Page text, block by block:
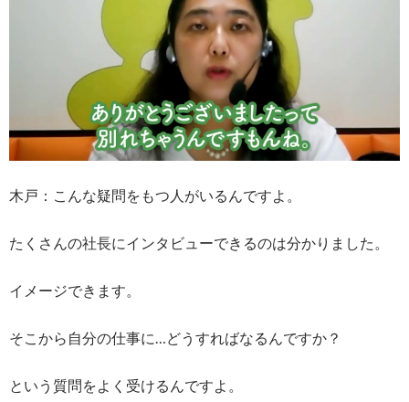
木戸：こんな疑問をもつ人がいるんですよ。
たくさんの社長にインタビューできるのは分かりました。
イメージできます。
そこから自分の仕事に…どうすればなるんですか？
という質問をよく受けるんですよ。